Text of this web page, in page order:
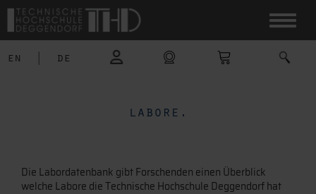
en de
labore.
Die Labordatenbank gibt Forschenden einen Überblick
welche Labore die Technische Hochschule Deggendorf hat